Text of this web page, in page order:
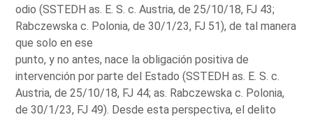
odio (SSTEDH as. E. S. c. Austria, de 25/10/18, FJ 43;
Rabczewska c. Polonia, de 30/1/23, FJ 51), de tal manera
que solo en ese
punto, y no antes, nace la obligación positiva de
intervención por parte del Estado (SSTEDH as. E. S. c.
Austria, de 25/10/18, FJ 44; as. Rabczewska c. Polonia,
de 30/1/23, FJ 49). Desde esta perspectiva, el delito